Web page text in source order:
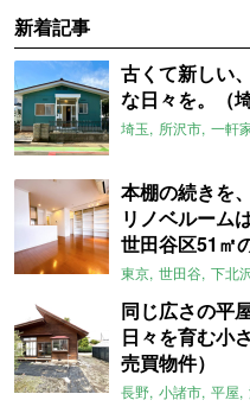
新着記事
古くて新しい
な日々を。（
埼玉 所沢市 一軒
本棚の続きを
リノベルーム
世田谷区51㎡
東京 世田谷 下北
同じ広さの平
日々を育む小
売買物件）
長野 小諸市 平屋